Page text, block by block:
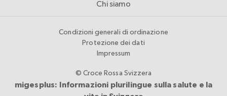
Chi siamo
Condizioni generali di ordinazione
Protezione dei dati
Impressum
© Croce Rossa Svizzera
migesplus: Informazioni plurilingue sulla salute e la